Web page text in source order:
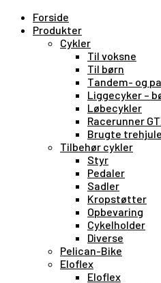
Forside
Produkter
Cykler
Til voksne
Til børn
Tandem- og
Liggecyker –
Løbecykler
Racerunner
Brugte
Tilbehør cykler
Styr
Pedaler
Sadler
Kropstøtter
Opbevaring
Cykelholder
Diverse
Pelican-Bike
Eloflex
Eloflex